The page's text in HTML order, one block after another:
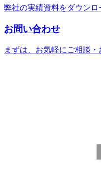
弊社の実績資料をダウンロ
お問い合わせ
まずは、お気軽にご相談